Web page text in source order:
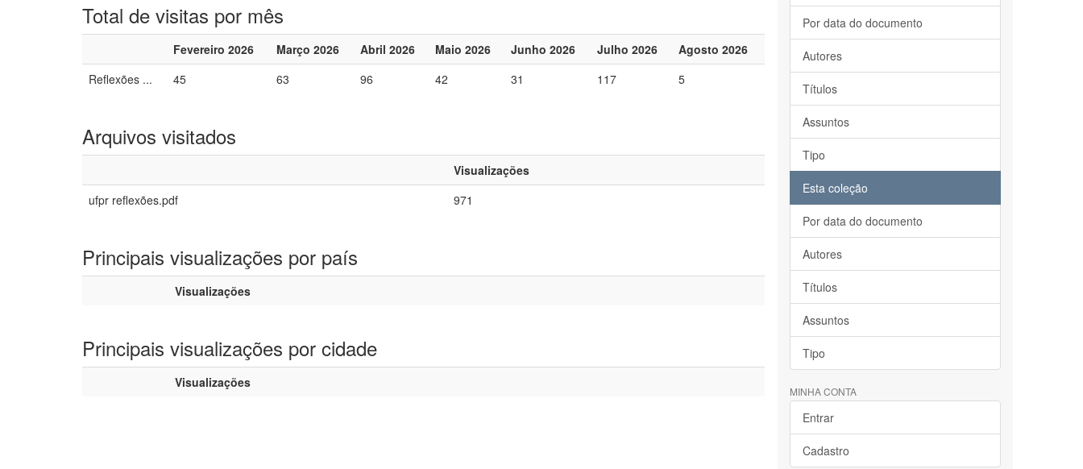
Total de visitas por mês
Fevereiro 2026 Março 2026 Abril 2026 Maio 2026 Junho 2026 Julho 2026
Agosto 2026
Reflexões ...
45 63 96 42 31 117 5
Arquivos visitados
Visualizações
ufpr reflexões.pdf
971
Principais visualizações por país
Visualizações
Principais visualizações por cidade
Visualizações
Por data do documento
Autores
Títulos
Assuntos
Tipo
Esta coleção
Por data do documento
Autores
Títulos
Assuntos
Tipo
MINHA CONTA
Entrar
Cadastro